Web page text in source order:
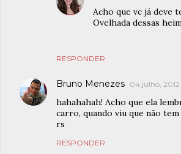
RESPONDER
Acho que vc já deve
Ovelhada dessas
Bruno Menezes 04 julho, 2012
hahahahah! Acho que ela
carro, quando viu que não
rs
RESPONDER